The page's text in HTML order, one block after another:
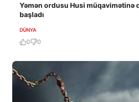
Yəmən ordusu Husi müqavimətinə
başladı
DÜNYA
0 0